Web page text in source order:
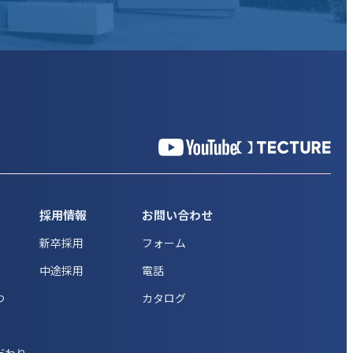
採用情報
新卒採用
中途採用
お問い合わせ
フォーム
電話
カタログ